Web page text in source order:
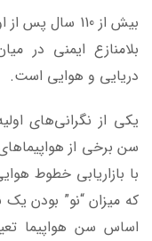
بیش از 110
بلامنازع ایمنی در
دریایی و هوایی است.
یکی از نگرانی‌های
سن برخی از
با بازاریابی خطوط
که میزان “نو” بودن یک
اساس سن هواپیما